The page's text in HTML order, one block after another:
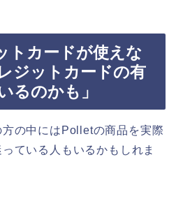
トカードが使えな
ジットカードの有
るのかも」
の中にはPolletの商品を実際
ている人もいるかもしれま